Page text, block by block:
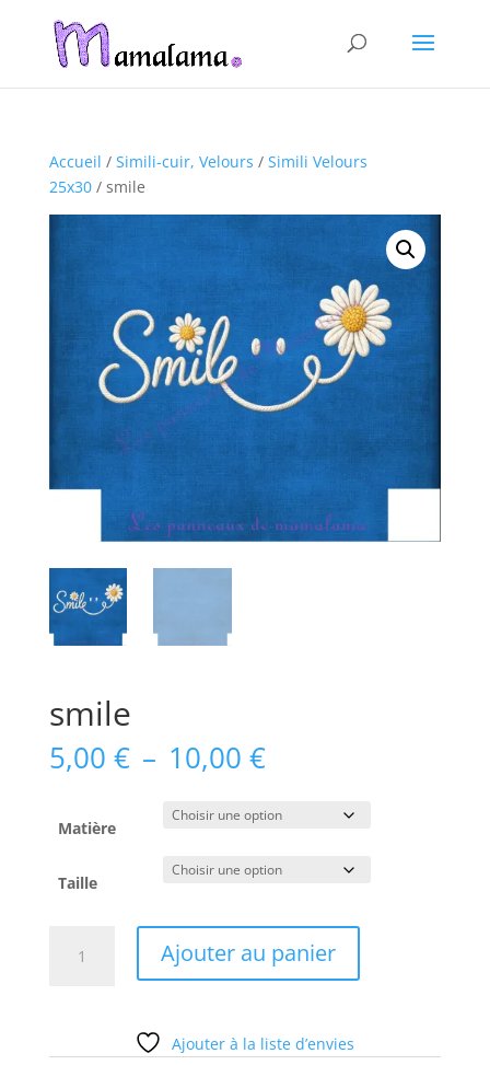
Accueil / Simili-cuir, Velours / Simili Velours
25x30/ smile
smile
5,00 € – 10,00 €Plage
de
prix :
5,00 €
à
10,00 €
Matière
Taille
Ajouter au panier
Ajouter à la liste d’envies